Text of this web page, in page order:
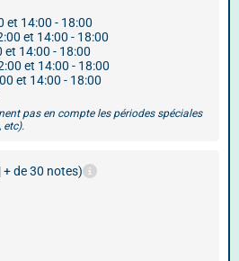
et 14:00 - 18:00
et 14:00 - 18:00
et 14:00 - 18:00
et 14:00 - 18:00
et 14:00 - 18:00
pas en compte les périodes spéciales
etc).
de 30 notes)